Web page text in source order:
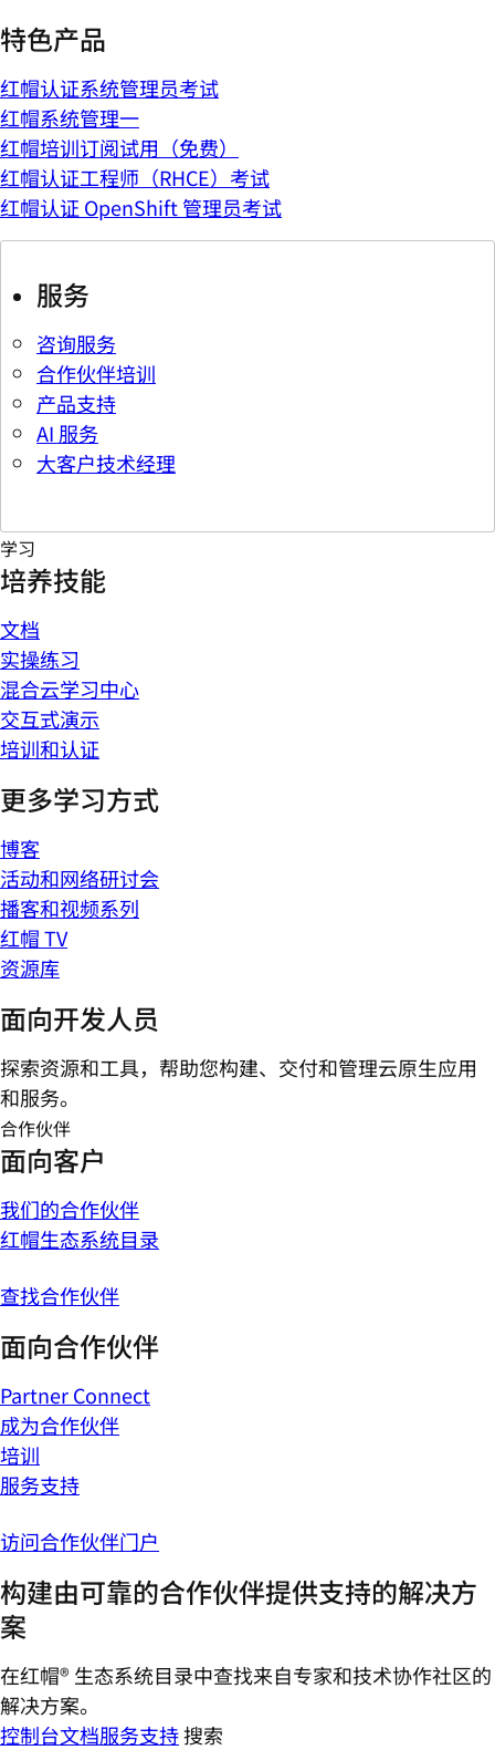
特色产品
红帽认证系统管理员考试
红帽系统管理一
红帽培训订阅试用（免费）
红帽认证工程师（RHCE）考试
红帽认证 OpenShift 管理员考试
服务
咨询服务
合作伙伴培训
产品支持
AI 服务
大客户技术经理
学习
培养技能
文档
实操练习
混合云学习中心
交互式演示
培训和认证
更多学习方式
博客
活动和网络研讨会
播客和视频系列
红帽 TV
资源库
面向开发人员
探索资源和工具，帮助您构建、交付和管理云原生应用
和服务。
合作伙伴
面向客户
我们的合作伙伴
红帽生态系统目录
查找合作伙伴
面向合作伙伴
Partner Connect
成为合作伙伴
培训
服务支持
访问合作伙伴门户
构建由可靠的合作伙伴提供支持的解决方
案
在红帽® 生态系统目录中查找来自专家和技术协作社区的
解决方案。
控制台文档服务支持搜索